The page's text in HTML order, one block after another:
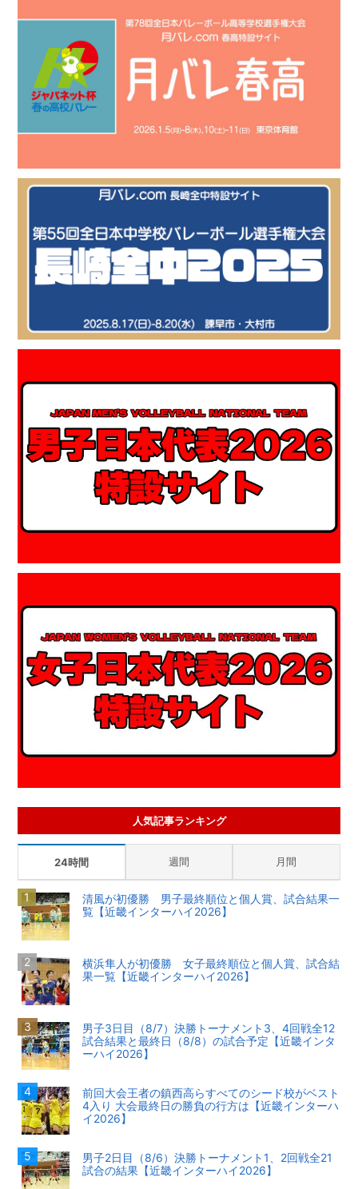
人気記事ランキング
24時間 週間 月間
清風が初優勝 男子最終順位と個人賞、試合結果一
覧【近畿インターハイ2026】
横浜隼人が初優勝 女子最終順位と個人賞、試合結
果一覧【近畿インターハイ2026】
男子3日目（8/7）決勝トーナメント3、4回戦全12
試合結果と最終日（8/8）の試合予定【近畿インタ
ーハイ2026】
前回大会王者の鎮西高らすべてのシード校がベスト
4入り 大会最終日の勝負の行方は【近畿インターハ
イ2026】
男子2日目（8/6）決勝トーナメント1、2回戦全21
試合の結果【近畿インターハイ2026】